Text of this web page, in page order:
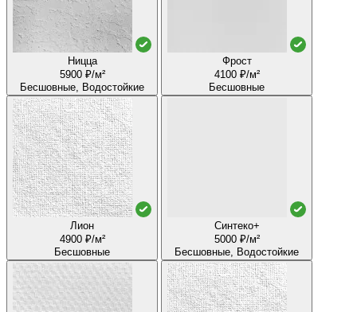
Ницца
5900 ₽/м²
Бесшовные, Водостойкие
Фрост
4100 ₽/м²
Бесшовные
Лион
4900 ₽/м²
Бесшовные
Синтеко+
5000 ₽/м²
Бесшовные, Водостойкие